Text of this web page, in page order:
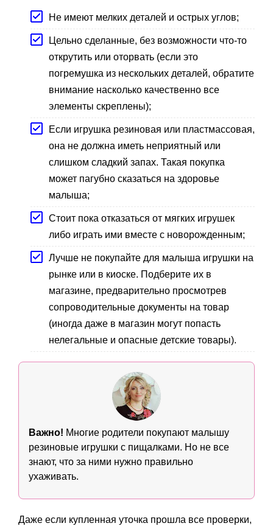
Не имеют мелких деталей и острых углов;
Цельно сделанные, без возможности что-то
открутить или оторвать (если это
погремушка из нескольких деталей, обратите
внимание насколько качественно все
элементы скреплены);
Если игрушка резиновая или пластмассовая,
она не должна иметь неприятный или
слишком сладкий запах. Такая покупка
может пагубно сказаться на здоровье
малыша;
Стоит пока отказаться от мягких игрушек
либо играть ими вместе с новорожденным;
Лучше не покупайте для малыша игрушки на
рынке или в киоске. Подберите их в
магазине, предварительно просмотрев
сопроводительные документы на товар
(иногда даже в магазин могут попасть
нелегальные и опасные детские товары).
Важно! Многие родители покупают малышу
резиновые игрушки с пищалками. Но не все
знают, что за ними нужно правильно
ухаживать.
Даже если купленная уточка прошла все проверки,